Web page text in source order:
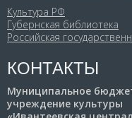
Культура РФ
Губернская библиотека
Российская
КОНТАКТЫ
Муниципальное
учреждение культуры